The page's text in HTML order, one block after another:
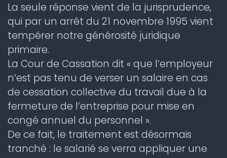
La seule réponse vient de la jurisprudence,
qui par un arrêt du 21 novembre 1995 vient
tempérer notre générosité juridique
primaire.
La Cour de Cassation dit « que l’employeur
n’est pas tenu de verser un salaire en cas
de cessation collective du travail due à la
fermeture de l’entreprise pour mise en
congé annuel du personnel ».
De ce fait, le traitement est désormais
tranché : le salarié se verra appliquer une